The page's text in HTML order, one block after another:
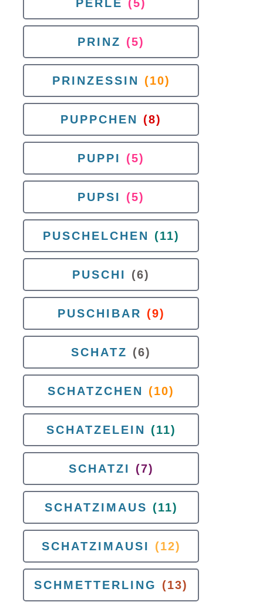
PERLE (5)
PRINZ (5)
PRINZESSIN (10)
PUPPCHEN (8)
PUPPI (5)
PUPSI (5)
PUSCHELCHEN (11)
PUSCHI (6)
PUSCHIBAR (9)
SCHATZ (6)
SCHATZCHEN (10)
SCHATZELEIN (11)
SCHATZI (7)
SCHATZIMAUS (11)
SCHATZIMAUSI (12)
SCHMETTERLING (13)